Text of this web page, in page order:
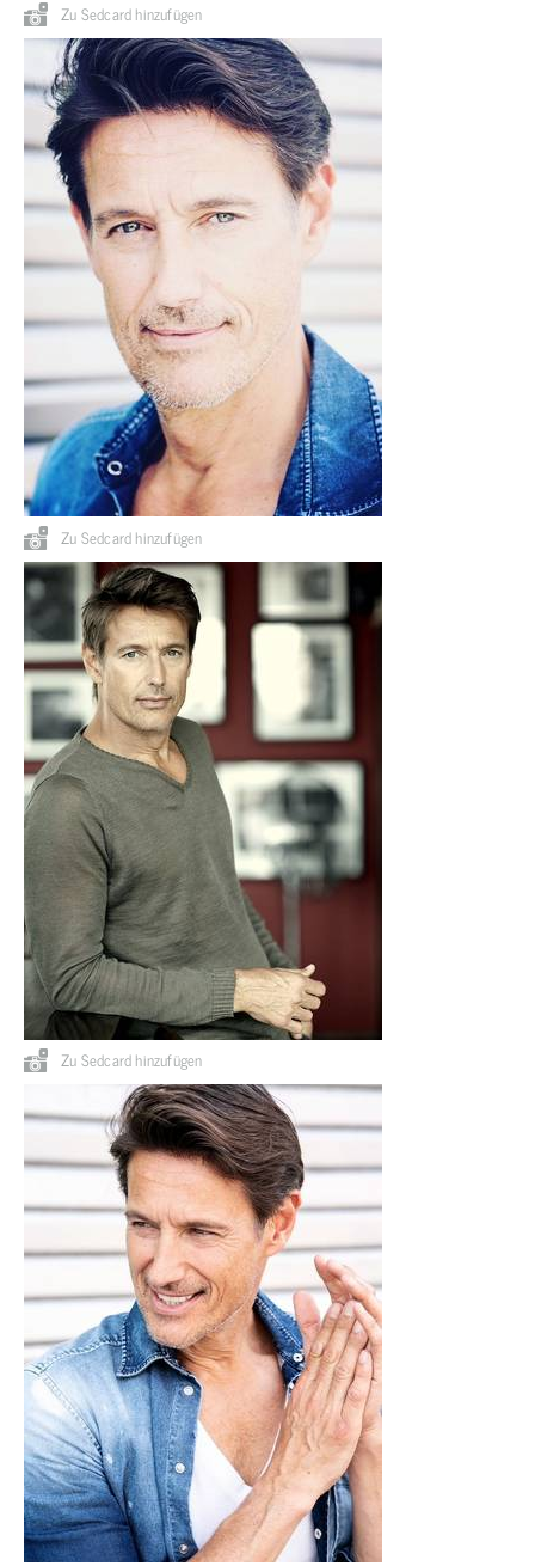
Zu Sedcard hinzufügen
Zu Sedcard hinzufügen
Zu Sedcard hinzufügen